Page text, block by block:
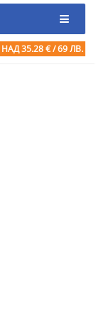
НАД 35.28 € / 69 ЛВ.